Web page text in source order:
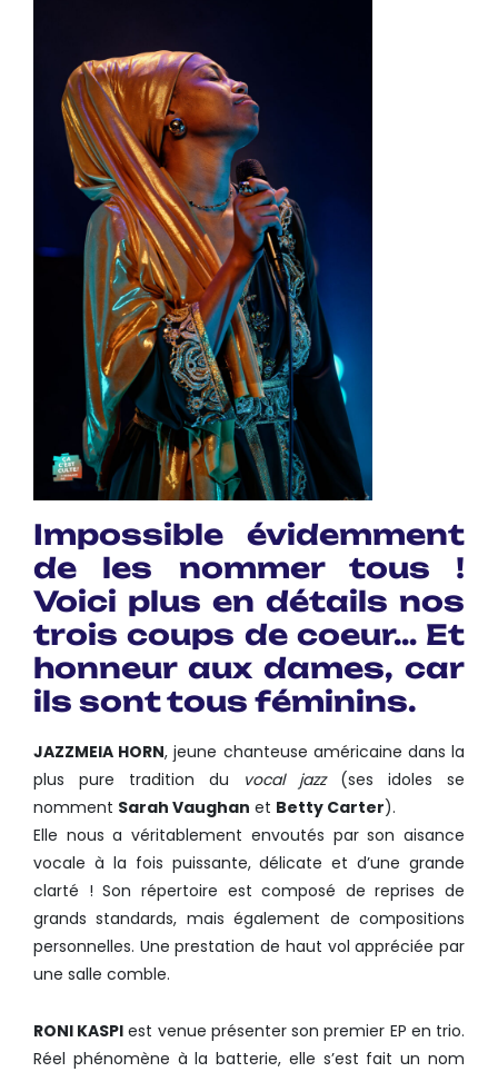
Impossible évidemment
de les nommer tous !
Voici plus en détails nos
trois coups de coeur… Et
honneur aux dames, car
ils sont tous féminins.
JAZZMEIA HORN, jeune chanteuse américaine dans la
plus pure tradition du vocal jazz(ses idoles se
nomment Sarah Vaughan et Betty Carter).
Elle nous a véritablement envoutés par son aisance
vocale à la fois puissante, délicate et d’une grande
clarté ! Son répertoire est composé de reprises de
grands standards, mais également de compositions
personnelles. Une prestation de haut vol appréciée par
une salle comble.
RONI KASPI est venue présenter son premier EP en trio.
Réel phénomène à la batterie, elle s’est fait un nom